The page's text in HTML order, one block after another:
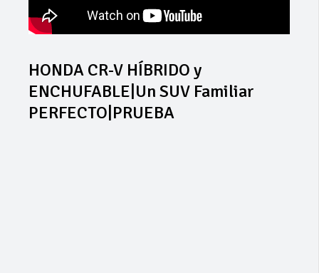
HONDA CR-V HÍBRIDO y
ENCHUFABLE|Un SUV Familiar
PERFECTO|PRUEBA